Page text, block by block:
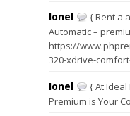
Ionel
{ Rent a
Automatic –
https://
320-xdrive-
Ionel
{ At Ideal
Premium is Your